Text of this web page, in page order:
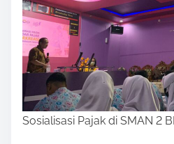
Sosialisasi Pajak di SMAN 2